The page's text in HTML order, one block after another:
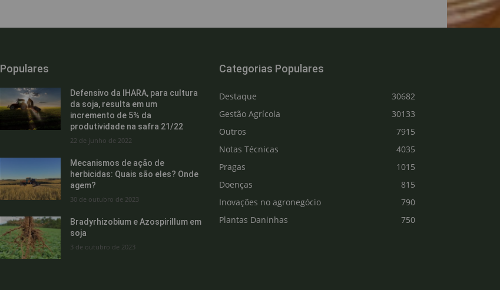
Populares
Defensivo da IHARA, para cultura
da soja, resulta em um
incremento de 5% da
produtividade na safra 21/22
22 de junho de 2022
Mecanismos de ação de
herbicidas: Quais são eles? Onde
agem?
30 de outubro de 2023
Bradyrhizobium e Azospirillum em
soja
3 de outubro de 2023
Categorias Populares
Destaque
30682
Gestão Agrícola
30133
Outros
7915
Notas Técnicas
4035
Pragas
1015
Doenças
815
Inovações no agronegócio
790
Plantas Daninhas
750